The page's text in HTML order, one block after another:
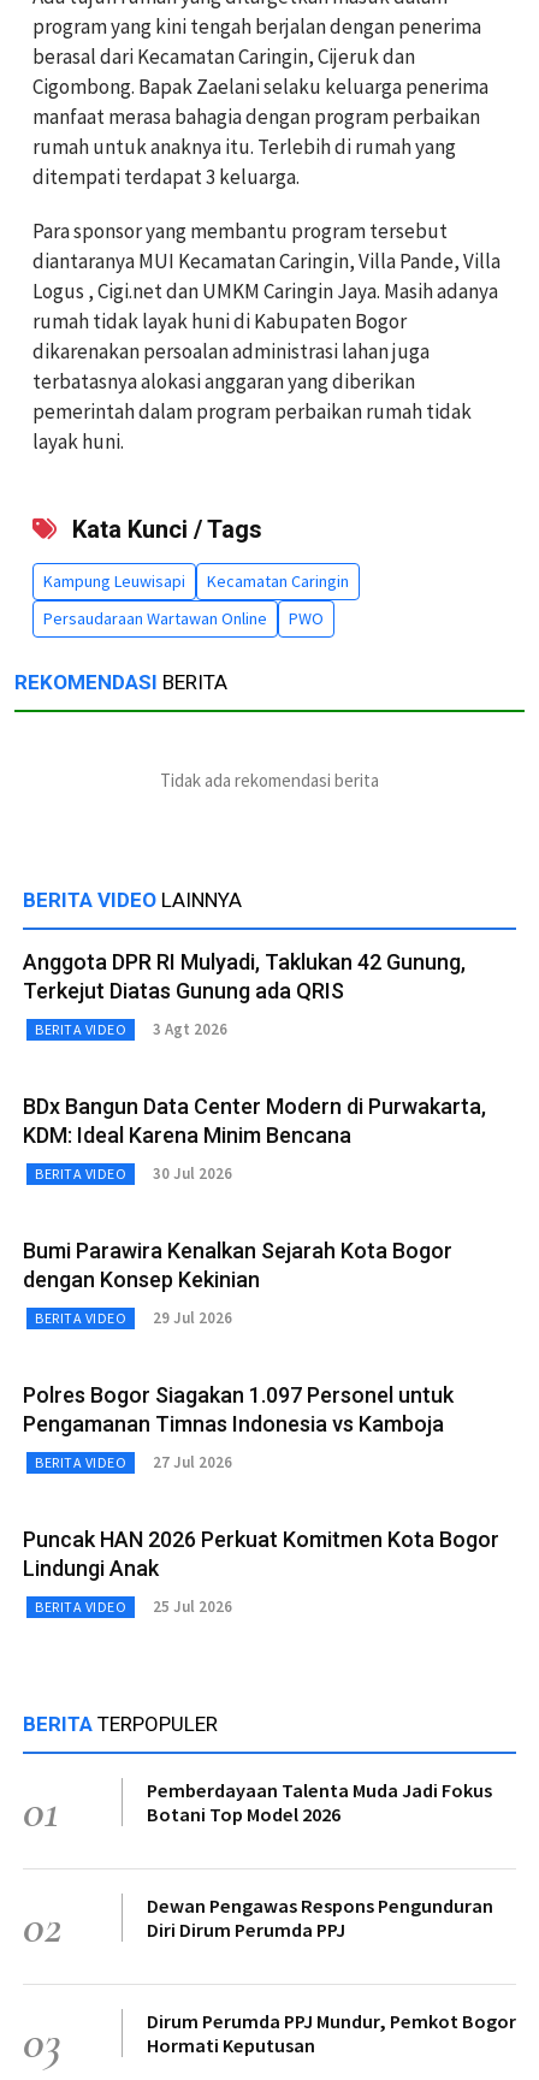
program yang kini tengah berjalan dengan penerima
berasal dari Kecamatan Caringin, Cijeruk dan
Cigombong. Bapak Zaelani selaku keluarga penerima
manfaat merasa bahagia dengan program perbaikan
rumah untuk anaknya itu. Terlebih di rumah yang
ditempati terdapat 3 keluarga.
Para sponsor yang membantu program tersebut
diantaranya MUI Kecamatan Caringin, Villa Pande, Villa
Logus , Cigi.net dan UMKM Caringin Jaya. Masih adanya
rumah tidak layak huni di Kabupaten Bogor
dikarenakan persoalan administrasi lahan juga
terbatasnya alokasi anggaran yang diberikan
pemerintah dalam program perbaikan rumah tidak
layak huni.
Kata Kunci / Tags
Kampung Leuwisapi
Kecamatan Caringin
Persaudaraan Wartawan Online
PWO
REKOMENDASI BERITA
Tidak ada rekomendasi berita
BERITA VIDEO LAINNYA
Anggota DPR RI Mulyadi, Taklukan 42 Gunung,
Terkejut Diatas Gunung ada QRIS
BERITA VIDEO 3 Agt 2026
BDx Bangun Data Center Modern di Purwakarta,
KDM: Ideal Karena Minim Bencana
BERITA VIDEO 30 Jul 2026
Bumi Parawira Kenalkan Sejarah Kota Bogor
dengan Konsep Kekinian
BERITA VIDEO 29 Jul 2026
Polres Bogor Siagakan 1.097 Personel untuk
Pengamanan Timnas Indonesia vs Kamboja
BERITA VIDEO 27 Jul 2026
Puncak HAN 2026 Perkuat Komitmen Kota Bogor
Lindungi Anak
BERITA VIDEO 25 Jul 2026
BERITA TERPOPULER
01
Pemberdayaan Talenta Muda Jadi Fokus
Botani Top Model 2026
02
Dewan Pengawas Respons Pengunduran
Diri Dirum Perumda PPJ
03
Dirum Perumda PPJ Mundur, Pemkot Bogor
Hormati Keputusan